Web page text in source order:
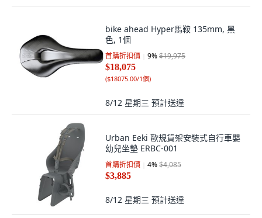
bike ahead Hyper馬鞍 135mm, 黑
色, 1個
首購折扣價 9%$19,975
$18,075
($18075.00/1個)
8/12 星期三 預計送達
Urban Eeki 歐規貨架安裝式自行車嬰
幼兒坐墊 ERBC-001
首購折扣價 4%$4,085
$3,885
8/12 星期三 預計送達